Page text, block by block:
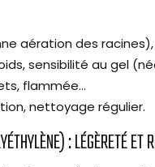
aération des
sensibilité au gel
flammée…
nettoyage régulier.
: LÉGÈRETÉ ET